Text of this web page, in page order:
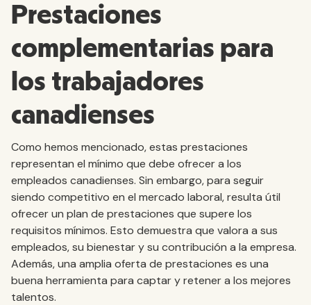
Prestaciones
complementarias para
los trabajadores
canadienses
Como hemos mencionado, estas prestaciones
representan el mínimo que debe ofrecer a los
empleados canadienses. Sin embargo, para seguir
siendo competitivo en el mercado laboral, resulta útil
ofrecer un plan de prestaciones que supere los
requisitos mínimos. Esto demuestra que valora a sus
empleados, su bienestar y su contribución a la empresa.
Además, una amplia oferta de prestaciones es una
buena herramienta para captar y retener a los mejores
talentos.